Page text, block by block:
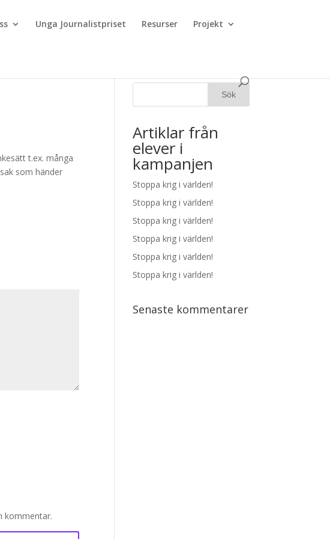
Unga Journalistpriset Resurser Projekt
t.ex. många
som händer
kommentar.
Artiklar från
elever i
kampanjen
Stoppa krig i världen!
Stoppa krig i världen!
Stoppa krig i världen!
Stoppa krig i världen!
Stoppa krig i världen!
Stoppa krig i världen!
Senaste kommentarer